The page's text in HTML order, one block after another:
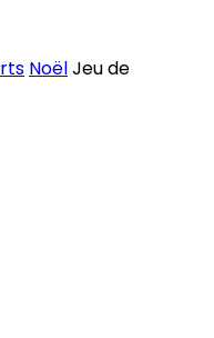
NoëlJeu de